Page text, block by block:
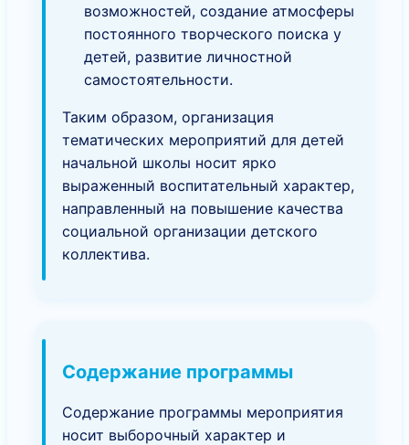
возможностей, создание атмосферы
постоянного творческого поиска у
детей, развитие личностной
самостоятельности.
Таким образом, организация
тематических мероприятий для детей
начальной школы носит ярко
выраженный воспитательный характер,
направленный на повышение качества
социальной организации детского
коллектива.
Содержание программы
Содержание программы мероприятия
носит выборочный характер и